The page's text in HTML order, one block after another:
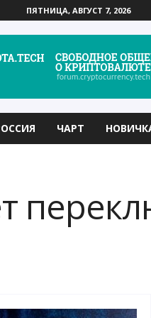
ПЯТНИЦА, АВГУСТ 7, 2026
ЧАРТ